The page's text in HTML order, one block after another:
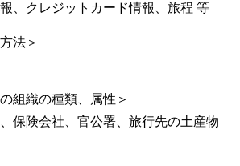
、クレジットカード情報、旅程 等
法＞
組織の種類、属性＞
保険会社、官公署、旅行先の土産物